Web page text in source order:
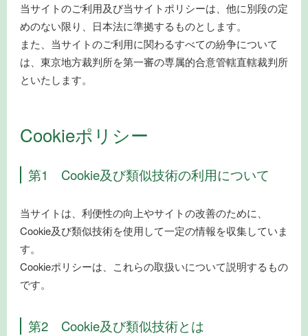
当サイトのご利用及び当サイトポリシーは、他に別段の定
めのない限り、日本法に準拠するものとします。
また、当サイトのご利用に関わるすべての紛争について
は、東京地方裁判所を第一審の専属的合意管轄直轄裁判所
といたします。
Cookieポリシー
第1 Cookie及び類似技術の利用について
当サイトは、利便性の向上やサイトの改善のために、
Cookie及び類似技術を使用して一定の情報を収集していま
す。
Cookieポリシーは、これらの取扱いについて説明するもの
です。
第2 Cookie及び類似技術とは